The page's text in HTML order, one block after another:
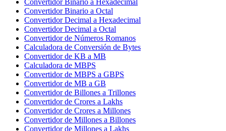
Convertidor Binario a Octal
Convertidor Decimal a Hexadecimal
Convertidor Decimal a Octal
Convertidor de Números Romanos
Calculadora de Conversión de Bytes
Convertidor de KB a MB
Calculadora de MBPS
Convertidor de MBPS a GBPS
Convertidor de MB a GB
Convertidor de Billones a Trillones
Convertidor de Crores a Lakhs
Convertidor de Crores a Millones
Convertidor de Millones a Billones
Convertidor de Millones a Lakhs